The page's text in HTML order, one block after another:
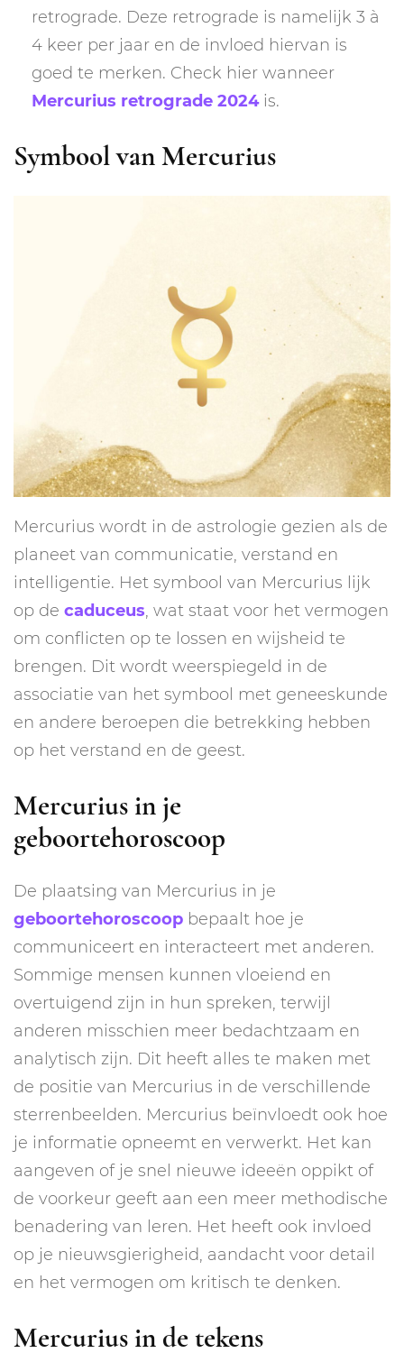
retrograde. Deze retrograde is namelijk 3 à
4 keer per jaar en de invloed hiervan is
goed te merken. Check hier wanneer
Mercurius retrograde 2024 is.
Symbool van Mercurius
Mercurius wordt in de astrologie gezien als de
planeet van communicatie, verstand en
intelligentie. Het symbool van Mercurius lijk
op de caduceus, wat staat voor het vermogen
om conflicten op te lossen en wijsheid te
brengen. Dit wordt weerspiegeld in de
associatie van het symbool met geneeskunde
en andere beroepen die betrekking hebben
op het verstand en de geest.
Mercurius in je
geboortehoroscoop
De plaatsing van Mercurius in je
geboortehoroscoop bepaalt hoe je
communiceert en interacteert met anderen.
Sommige mensen kunnen vloeiend en
overtuigend zijn in hun spreken, terwijl
anderen misschien meer bedachtzaam en
analytisch zijn. Dit heeft alles te maken met
de positie van Mercurius in de verschillende
sterrenbeelden. Mercurius beïnvloedt ook hoe
je informatie opneemt en verwerkt. Het kan
aangeven of je snel nieuwe ideeën oppikt of
de voorkeur geeft aan een meer methodische
benadering van leren. Het heeft ook invloed
op je nieuwsgierigheid, aandacht voor detail
en het vermogen om kritisch te denken.
Mercurius in de tekens